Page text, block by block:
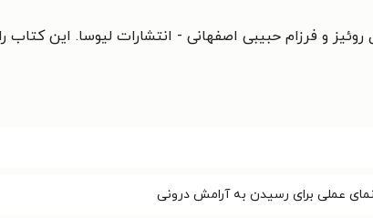
و فرزام حبیبی اصفهانی - انتشارات لیوسا. این کتاب
عملی برای رسیدن به آرامش درونی